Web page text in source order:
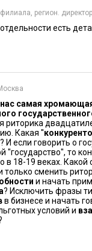
эмоциональной
И все
не
регион. директор,
есть
самая
риторика
Какая ''
И если говорить о
''государство'', то
в 18-19 веках. Какой
сменить
и начать
? Исключить фразы
в бизнесе и начать
условий и